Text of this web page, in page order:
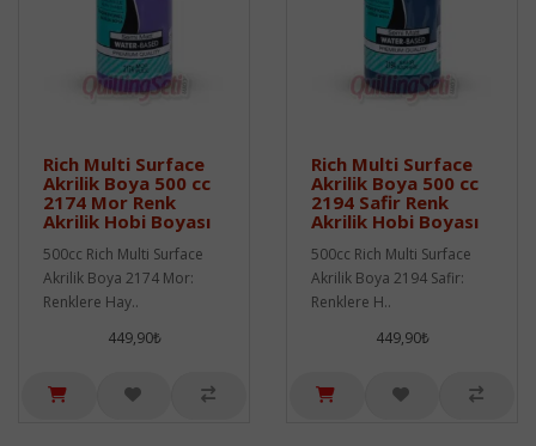
Rich Multi Surface
Akrilik Boya 500 cc
2174 Mor Renk
Akrilik Hobi Boyası
500cc Rich Multi Surface
Akrilik Boya 2174 Mor:
Renklere Hay..
449,90₺
Rich Multi Surface
Akrilik Boya 500 cc
2194 Safir Renk
Akrilik Hobi Boyası
500cc Rich Multi Surface
Akrilik Boya 2194 Safir:
Renklere H..
449,90₺